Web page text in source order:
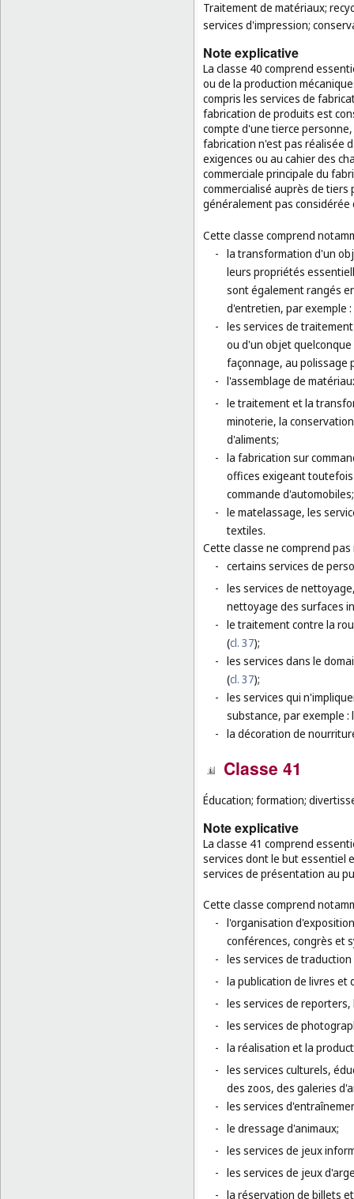
Traitement de matériaux;
services d'impression;
Note explicative
La classe 40 comprend
ou de la production
compris les services de
fabrication de produits est
compte d'une tierce
fabrication n'est pas réalisée
exigences ou au cahier des
commerciale principale du
commercialisé auprès de
généralement pas considérée
Cette classe comprend
- la transformation d'un
leurs propriétés
sont également rangés
d'entretien, par exemple
- les services de
ou d'un objet
façonnage, au polissage
- l'assemblage de
- le traitement et la
minoterie, la
d'aliments;
- la fabrication sur
offices exigeant
commande d'automobiles;
- le matelassage, les
textiles.
Cette classe ne comprend
- certains services de
- les services de
nettoyage des surfaces
- le traitement contre la
(cl. 37);
- les services dans le
(cl. 37);
- les services qui
substance, par exemple
- la décoration de
Classe 41
Éducation; formation;
Note explicative
La classe 41 comprend
services dont le but essentiel
services de présentation au
Cette classe comprend
- l'organisation
conférences, congrès et
- les services de
- la publication de livres
- les services de
- les services de
- la réalisation et la
- les services culturels,
des zoos, des galeries
- les services
- le dressage d'animaux;
- les services de jeux
- les services de jeux
- la réservation de billets